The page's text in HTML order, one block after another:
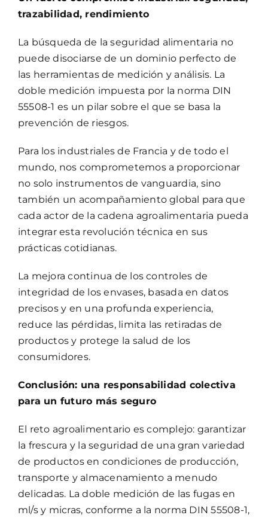
trazabilidad, rendimiento
La búsqueda de la seguridad alimentaria no
puede disociarse de un dominio perfecto de
las herramientas de medición y análisis. La
doble medición impuesta por la norma DIN
55508-1 es un pilar sobre el que se basa la
prevención de riesgos.
Para los industriales de Francia y de todo el
mundo, nos comprometemos a proporcionar
no solo instrumentos de vanguardia, sino
también un acompañamiento global para que
cada actor de la cadena agroalimentaria pueda
integrar esta revolución técnica en sus
prácticas cotidianas.
La mejora continua de los controles de
integridad de los envases, basada en datos
precisos y en una profunda experiencia,
reduce las pérdidas, limita las retiradas de
productos y protege la salud de los
consumidores.
Conclusión: una responsabilidad colectiva
para un futuro más seguro
El reto agroalimentario es complejo: garantizar
la frescura y la seguridad de una gran variedad
de productos en condiciones de producción,
transporte y almacenamiento a menudo
delicadas. La doble medición de las fugas en
ml/s y micras, conforme a la norma DIN 55508-1,